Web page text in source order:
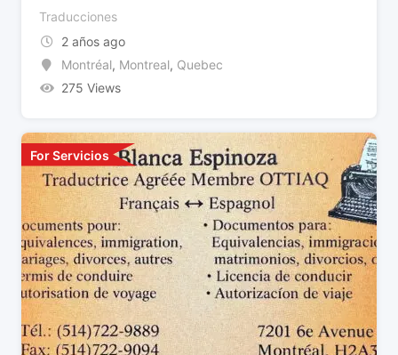
Traducciones
2 años ago
Montréal, Montreal, Quebec
275 Views
For Servicios